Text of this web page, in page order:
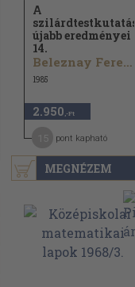
MEGNÉZEM
A
szilárdtestkutatás
újabb eredményei
14.
Beleznay Ferenc...
1985
2.950 ,-Ft
pont kapható